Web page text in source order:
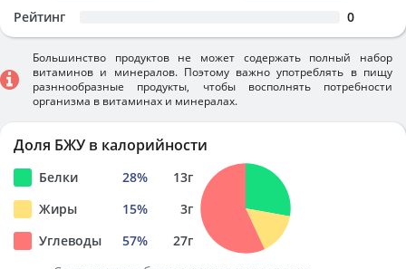
Рейтинг 0
Большинство продуктов не может содержать полный набор
витаминов и минералов. Поэтому важно употреблять в пищу
разннообразные продукты, чтобы восполнять потребности
организма в витаминах и минералах.
Доля БЖУ в калорийности
Белки 28% 13г
Жиры
15% 3г
Углеводы
57% 27г